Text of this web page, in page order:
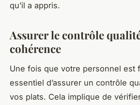
qu’il a appris.
Assurer le contrôle
cohérence
Une fois que votre personnel est
essentiel d’assurer un contrôle
vos plats. Cela implique de